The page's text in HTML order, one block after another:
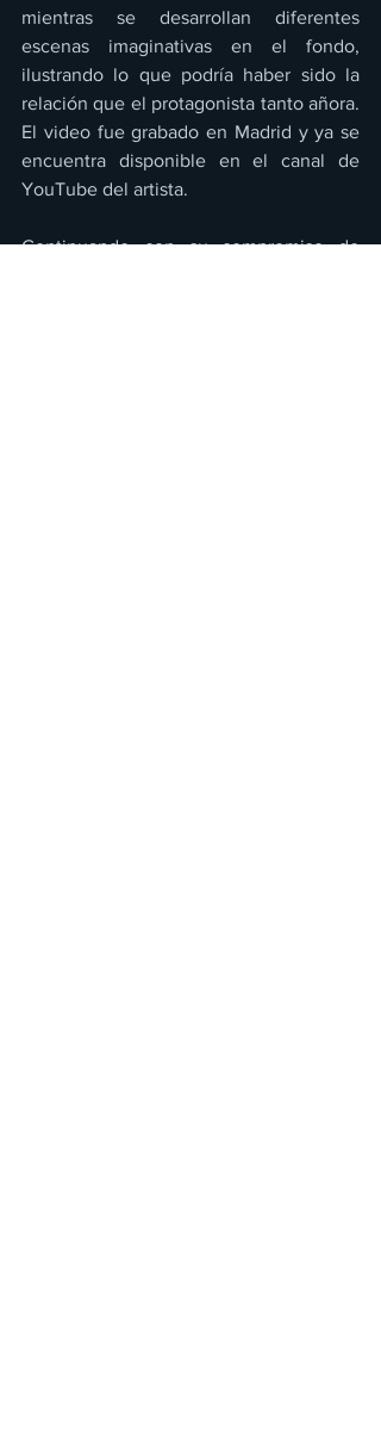
mientras se desarrollan diferentes
escenas imaginativas en el fondo,
ilustrando lo que podría haber sido la
relación que el protagonista tanto añora.
El video fue grabado en Madrid y ya se
encuentra disponible en el canal de
YouTube del artista.
Continuando con su compromiso de